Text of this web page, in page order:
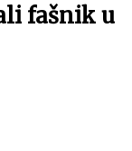
fašnik u